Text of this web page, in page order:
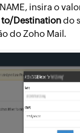
insira o
to/Destinationdo
do Zoho Mail.